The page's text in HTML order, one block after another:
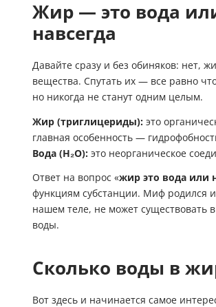
Жир — это вода
навсегда
Давайте сразу и без обиняков: нет,
вещества. Спутать их — все равно
но никогда не станут одним целым.
Жир (триглицериды): это
главная особенность —
Вода (H₂O): это неорганическое
Ответ на вопрос «жир это вода или
функциям субстанции. Миф родился
нашем теле, не может существовать
воды.
Сколько воды в
Вот здесь и начинается самое